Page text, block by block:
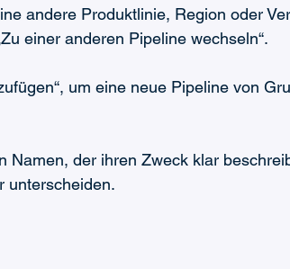
andere Produktlinie, Region oder
einer anderen Pipeline wechseln“.
um eine neue Pipeline von
Namen, der ihren Zweck klar
unterscheiden.